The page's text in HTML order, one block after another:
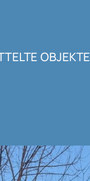
OBJEKTE